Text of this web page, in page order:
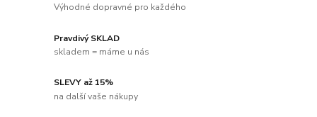
Výhodné dopravné pro každého
Pravdivý SKLAD
skladem = máme u nás
SLEVY až 15%
na další vaše nákupy